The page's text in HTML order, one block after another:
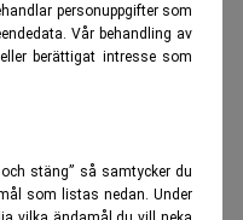
personuppgifter som
Vår behandling av
berättigat intresse som
stäng” så samtycker du
som listas nedan. Under